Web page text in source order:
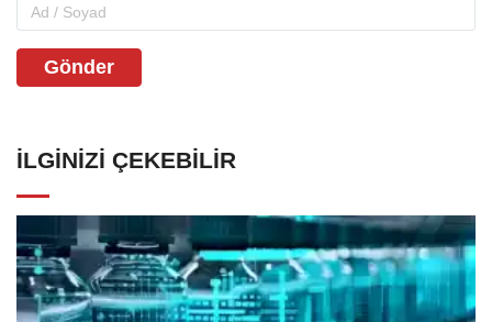
Gönder
İLGINIZI ÇEKEBILIR